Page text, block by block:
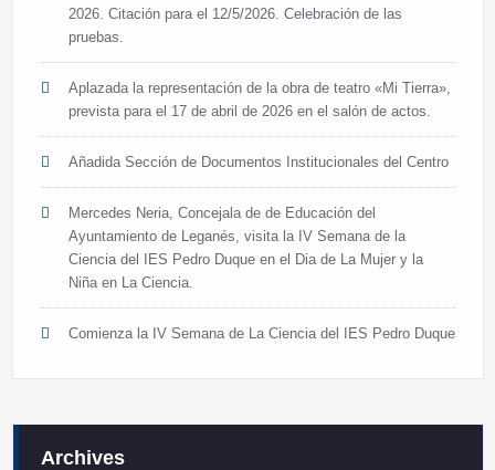
2026. Citación para el 12/5/2026. Celebración de las
pruebas.
Aplazada la representación de la obra de teatro «Mi Tierra»,
prevista para el 17 de abril de 2026 en el salón de actos.
Añadida Sección de Documentos Institucionales del Centro
Mercedes Neria, Concejala de de Educación del
Ayuntamiento de Leganés, visita la IV Semana de la
Ciencia del IES Pedro Duque en el Dia de La Mujer y la
Niña en La Ciencia.
Comienza la IV Semana de La Ciencia del IES Pedro Duque
Archives